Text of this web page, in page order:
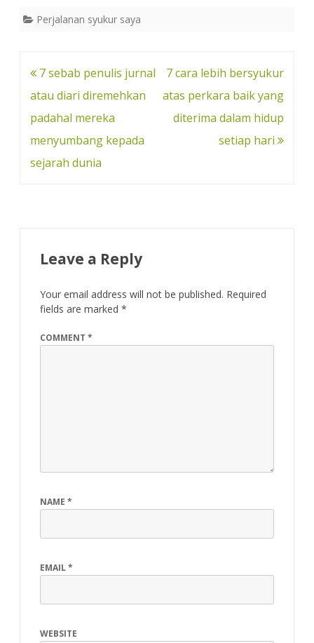
c
e
o
n
t
e
t
r
e
s
o
g
r
a
Perjalanan syukur saya
Post
navigation
7 sebab penulis jurnal
atau diari diremehkan
padahal mereka
menyumbang kepada
sejarah dunia
7 cara lebih bersyukur
atas perkara baik yang
diterima dalam hidup
setiap hari
Leave a Reply
Your email address will not be published. Required
fields are marked *
COMMENT *
NAME *
EMAIL*
WEBSITE